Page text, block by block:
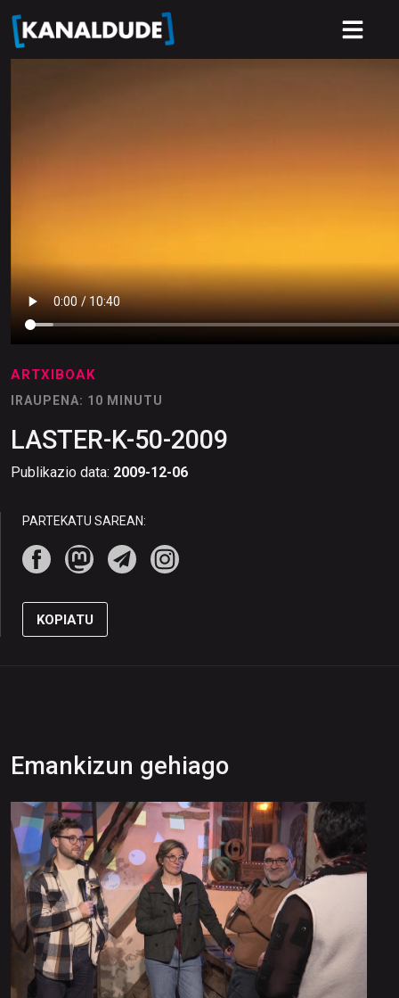
ARTXIBOAK
IRAUPENA: 10 MINUTU
LASTER-K-50-2009
Publikazio data: 2009-12-06
PARTEKATU SAREAN:
KOPIATU
Emankizun gehiago